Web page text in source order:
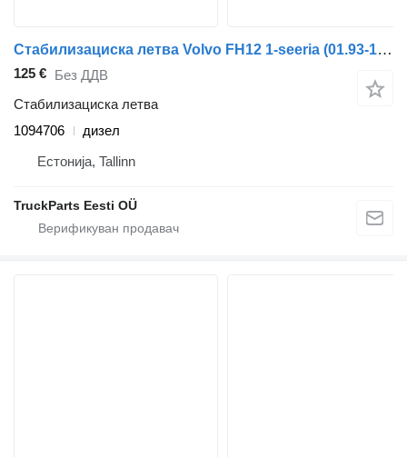
Стабилизациска летва Volvo FH12 1-seeria (01.93-12.02) 1094706 за камион влекач Volvo FH12, FH16, NH12, FH, VNL780 (1993-2014)
125 € Без ДДВ
Стабилизациска летва
1094706
дизел
Естонија, Tallinn
TruckParts Eesti OÜ